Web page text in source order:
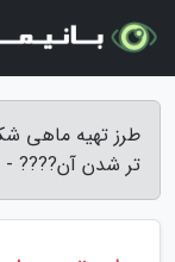
تر شدن آن???? -